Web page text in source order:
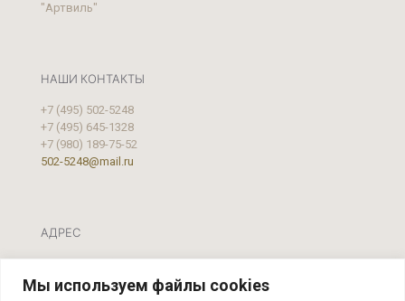
Мы используем файлы cookies
"Артвиль"
НАШИ КОНТАКТЫ
+7 (495) 502-5248
+7 (495) 645-1328
+7 (980) 189-75-52
502-5248@mail.ru
АДРЕС